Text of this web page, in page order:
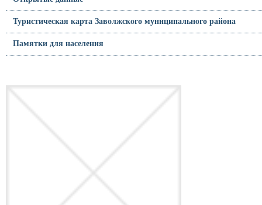
Туристическая карта Заволжского муниципального района
Памятки для населения